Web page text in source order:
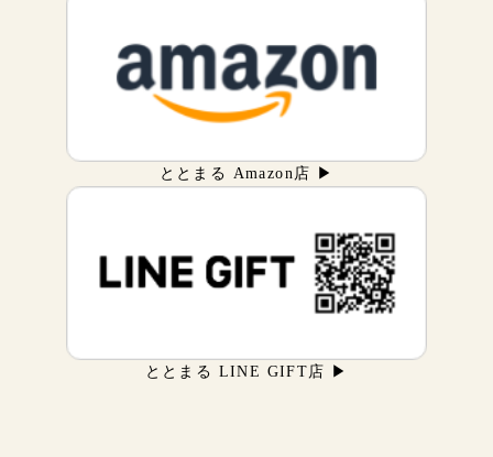
ととまる Amazon店 ▶
ととまる LINE GIFT店 ▶